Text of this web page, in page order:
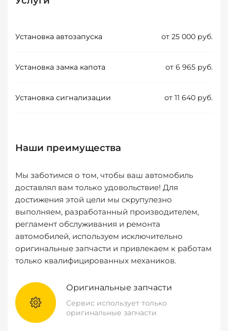
Установка автозапуска от 25 000 руб.
Установка замка капота от 6 965 руб.
Установка сигнализации от 11 640 руб.
Наши преимущества
Мы заботимся о том, чтобы ваш автомобиль
доставлял вам только удовольствие! Для
достижения этой цели мы скрупулезно
выполняем, разработанный производителем,
регламент обслуживания и ремонта
автомобилей, используем исключительно
оригинальные запчасти и привлекаем к работам
только квалифицированных механиков.
Оригинальные запчасти
Сервис использует только
оригинальные запчасти